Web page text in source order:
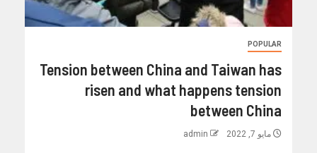
POPULAR
Tension between China and Taiwan has
risen and what happens tension
between China
مايو 7, 2022 admin